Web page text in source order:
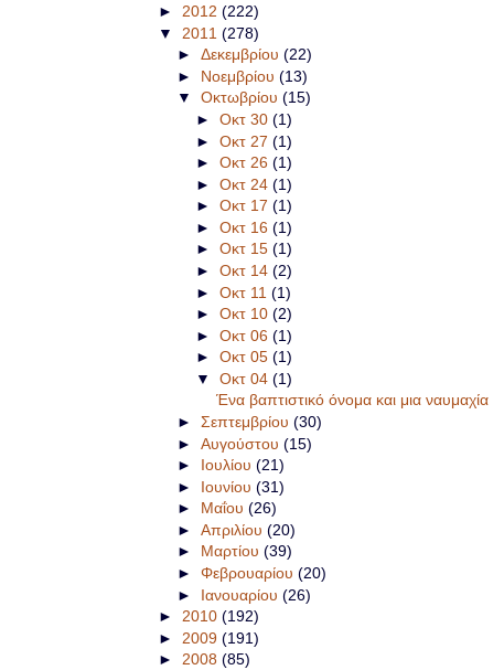
► 2012 (222)
▼ 2011 (278)
► Δεκεμβρίου (22)
► Νοεμβρίου (13)
▼ Οκτωβρίου (15)
►Οκτ 30(1)
►Οκτ 27(1)
►Οκτ 26(1)
►Οκτ 24(1)
►Οκτ 17(1)
►Οκτ 16(1)
►Οκτ 15(1)
►Οκτ 14(2)
►Οκτ 11(1)
►Οκτ 10(2)
►Οκτ 06(1)
►Οκτ 05(1)
▼Οκτ 04(1)
Ένα βαπτιστικό όνομα και μια ναυμαχία
► Σεπτεμβρίου (30)
► Αυγούστου (15)
► Ιουλίου (21)
► Ιουνίου (31)
► Μαΐου (26)
► Απριλίου (20)
► Μαρτίου (39)
► Φεβρουαρίου (20)
► Ιανουαρίου (26)
► 2010 (192)
► 2009 (191)
► 2008 (85)